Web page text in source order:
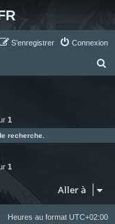
Connexion
S’enregistrer
e
r
1
recherche.
1
Aller à
Heures au format UTC+02:00